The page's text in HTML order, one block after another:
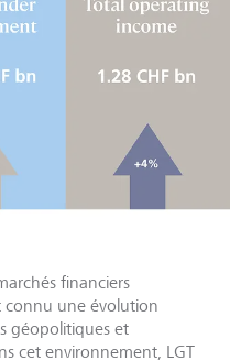
financiers
une évolution
géopolitiques et
cet environnement, LGT